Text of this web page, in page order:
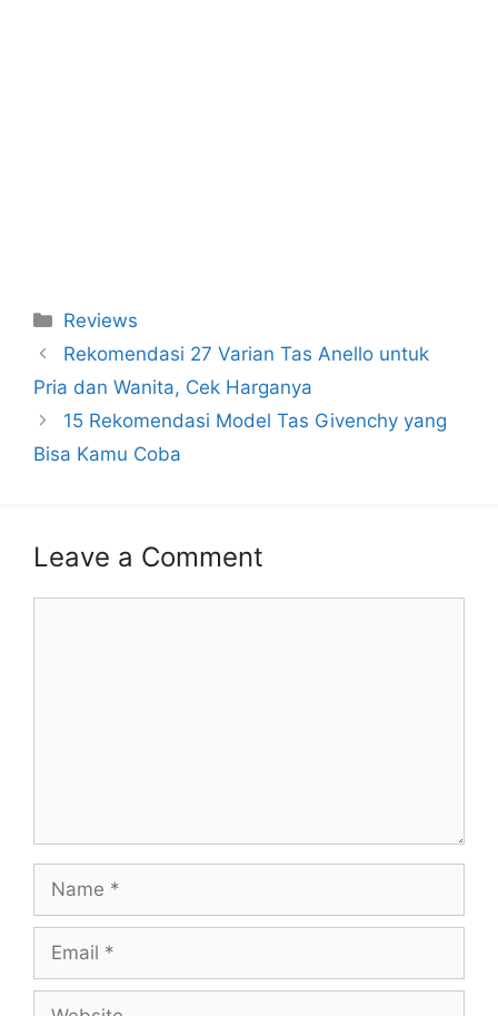
Categories
Reviews
Rekomendasi 27 Varian Tas Anello untuk
Pria dan Wanita, Cek Harganya
15 Rekomendasi Model Tas Givenchy yang
Bisa Kamu Coba
Leave a Comment
Name
Email
Website